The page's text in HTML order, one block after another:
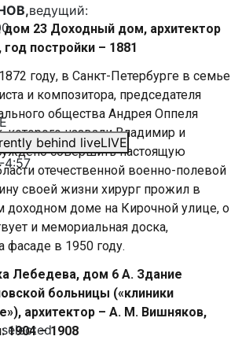
behind liveLIVE
-4:57
ведущий:
дом 23 Доходный дом, архитектор
постройки – 1881
году, в Санкт-Петербурге в семье
и композитора, председателя
общества Андрея Оппеля
которого назвали Владимир и
совершить настоящую
отечественной военно-полевой
своей жизни хирург прожил в
доходном доме на Кирочной улице, о
и мемориальная доска,
фасаде в 1950 году.
Лебедева, дом 6 А. Здание
больницы («клиники
архитектор – А. М. Вишняков,
1904 – 1908